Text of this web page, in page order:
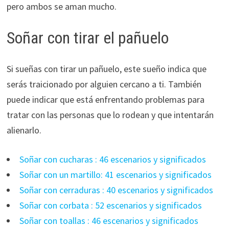
pero ambos se aman mucho.
Soñar con tirar el pañuelo
Si sueñas con tirar un pañuelo, este sueño indica que
serás traicionado por alguien cercano a ti. También
puede indicar que está enfrentando problemas para
tratar con las personas que lo rodean y que intentarán
alienarlo.
Soñar con cucharas : 46 escenarios y significados
Soñar con un martillo: 41 escenarios y significados
Soñar con cerraduras : 40 escenarios y significados
Soñar con corbata : 52 escenarios y significados
Soñar con toallas : 46 escenarios y significados